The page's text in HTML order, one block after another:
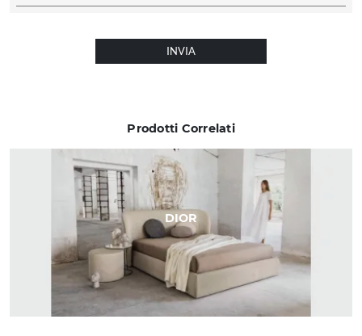
Prodotti Correlati
DIOR
INVIA